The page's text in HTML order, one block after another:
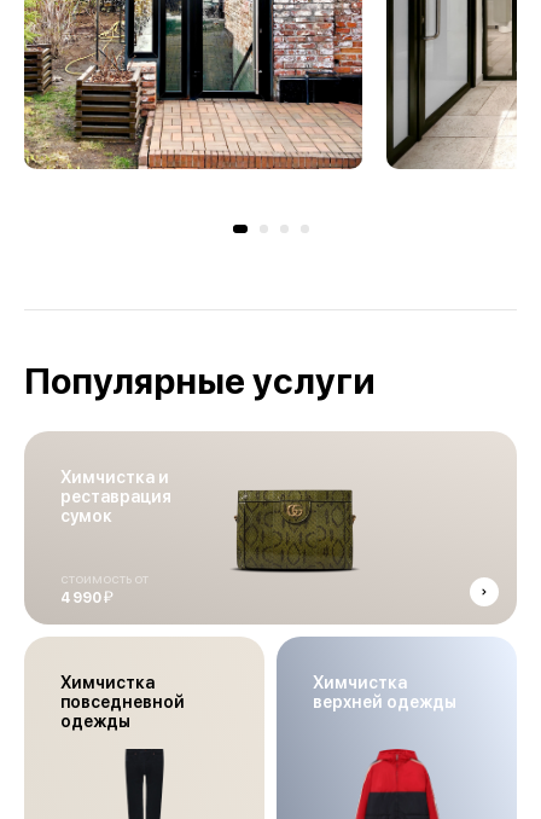
Популярные услуги
Химчистка и
реставрация
сумок
стоимость от
4 990й
Химчистка
повседневной
одежды
Химчистка
верхней одежды